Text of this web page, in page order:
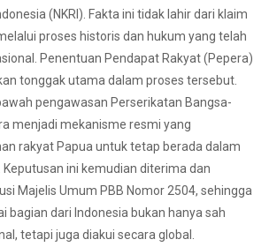
(NKRI). Fakta ini tidak lahir dari klaim
proses historis dan hukum yang telah
Penentuan Pendapat Rakyat (Pepera)
tonggak utama dalam proses tersebut.
pengawasan Perserikatan Bangsa-
menjadi mekanisme resmi yang
rakyat Papua untuk tetap berada dalam
ini kemudian diterima dan
Majelis Umum PBB Nomor 2504, sehingga
bagian dari Indonesia bukan hanya sah
tetapi juga diakui secara global.